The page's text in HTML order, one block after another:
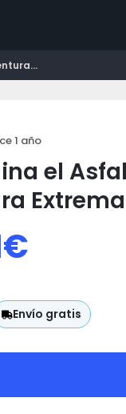
1 año
el
€
Envío gratis